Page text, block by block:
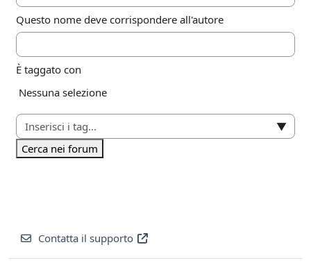
Questo nome deve corrispondere all'autore
È taggato con
Elementi selezionati:
Nessuna selezione
▼
Cerca nei forum
Contatta il supporto